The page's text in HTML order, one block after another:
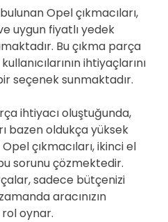
Opel çıkmacıları,
uygun fiyatlı yedek
Bu çıkma parça
ihtiyaçlarını
seçenek sunmaktadır.
ihtiyacı oluştuğunda,
bazen oldukça yüksek
çıkmacıları, ikinci el
sorunu çözmektedir.
sadece bütçenizi
aracınızın
oynar.